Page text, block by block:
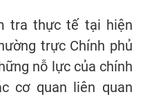
tra thực tế tại hiện
trực Chính phủ
nỗ lực của chính
cơ quan liên quan